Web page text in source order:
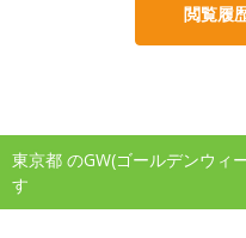
閲覧履
東京都 のGW(ゴールデンウィ
す